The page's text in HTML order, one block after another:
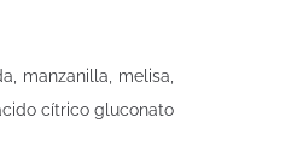
manzanilla, melisa,
cítrico gluconato